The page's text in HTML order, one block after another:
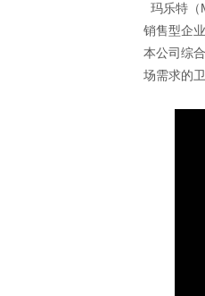
玛乐特（
销售型企
本公司综
场需求的